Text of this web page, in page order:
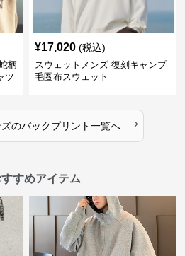
柄
ツ
¥17,020 (税込)
スウェットメンズ 復刻キャンプ
毛圏布スウェット
のバックプリント一覧へ ›
すめアイテム